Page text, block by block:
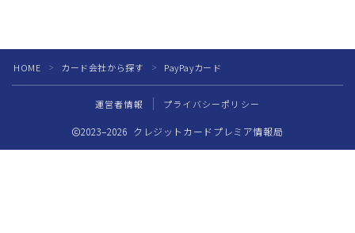
HOME ＞ カード会社から探す ＞ PayPayカード
運営者情報 プライバシーポリシー
2023–2026 クレジットカードプレミア情報局